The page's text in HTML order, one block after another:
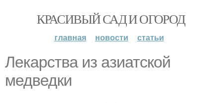
КРАСИВЫЙ САД И ОГОРОД
главная новости статьи
Лекарства из азиатской
медведки